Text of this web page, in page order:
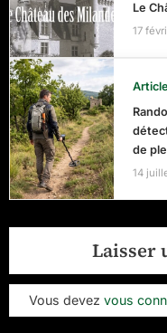
Le
17
de
14
Laisser
Vous devez vous